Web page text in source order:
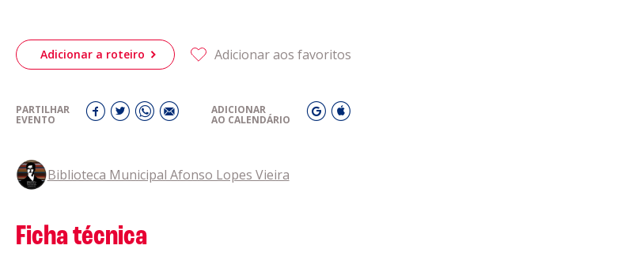
Adicionar a roteiro Adicionar aos favoritos
PARTILHAR
EVENTO
ADICIONAR
AO CALENDÁRIO
Biblioteca Municipal Afonso Lopes Vieira
Ficha técnica